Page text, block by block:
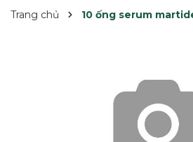
Trang chủ 10 ống serum